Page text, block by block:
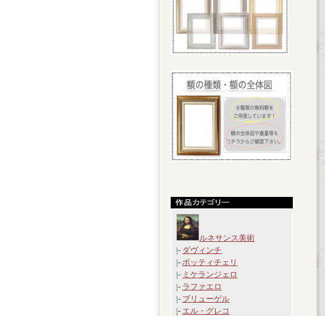
ルネサンス美術
|- ダヴィンチ
|- ボッティチェリ
|- ミケランジェロ
|- ラファエロ
|- ブリューゲル
|- エル・グレコ